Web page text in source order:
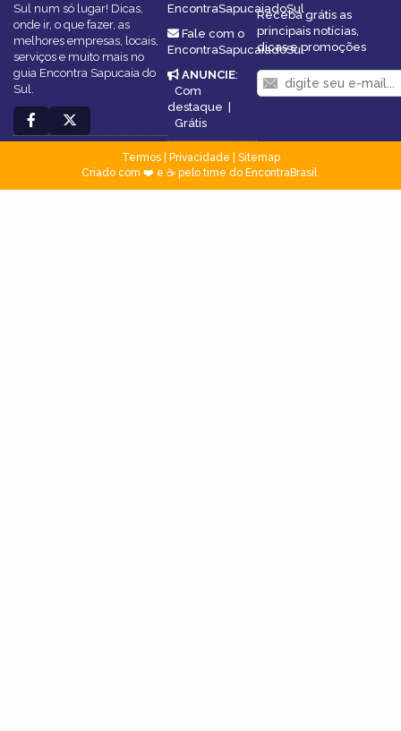
Sul num só lugar! Dicas,
onde ir, o que fazer, as
melhores empresas, locais,
serviços e muito mais no
guia Encontra Sapucaia do
Sul.
EncontraSapucaiadoSul
Fale com o
EncontraSapucaiadoSul
ANUNCIE:
Com
destaque
Grátis
Receba grátis as
principais notícias,
dicas e promoções
Termos| Privacidade
Sitemap
Criado com ❤️ e ☕ pelo time do EncontraBrasil